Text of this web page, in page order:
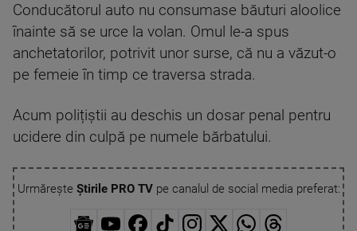
Conducătorul auto nu consumase băuturi aloolice
înainte să se urce la volan. Omul le-a spus
anchetatorilor, potrivit unor surse, că nu a văzut-o
pe femeie în timp ce traversa strada.
Acum polițiștii au deschis un dosar penal pentru
ucidere din culpă pe numele bărbatului.
Urmărește Știrile PRO TVpe canalul de social media preferat: